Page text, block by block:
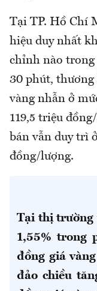
Tại TP. Hồ Chí
hiệu duy nhất
chỉnh nào trong
30 phút, thương
vàng nhẫn ở
119,5 triệu
bán vẫn duy trì
đồng/lượng.
Tại thị trường
1,55% trong
đồng giá
đảo chiều